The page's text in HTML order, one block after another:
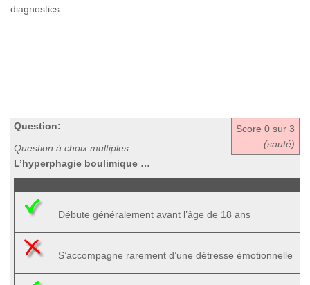
diagnostics
Score 0 sur 3
(sauté)
Question:
Question à choix multiples
L’hyperphagie boulimique …
Débute généralement avant l’âge de 18 ans
S’accompagne rarement d’une détresse émotionnelle